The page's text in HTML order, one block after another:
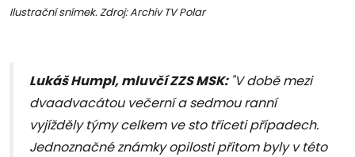
Ilustrační snímek. Zdroj: Archiv TV Polar
Lukáš Humpl, mluvčí ZZS MSK: "V době mezi
dvaadvacátou večerní a sedmou ranní
vyjížděly týmy celkem ve sto třiceti případech.
Jednoznačné známky opilosti přitom byly v této